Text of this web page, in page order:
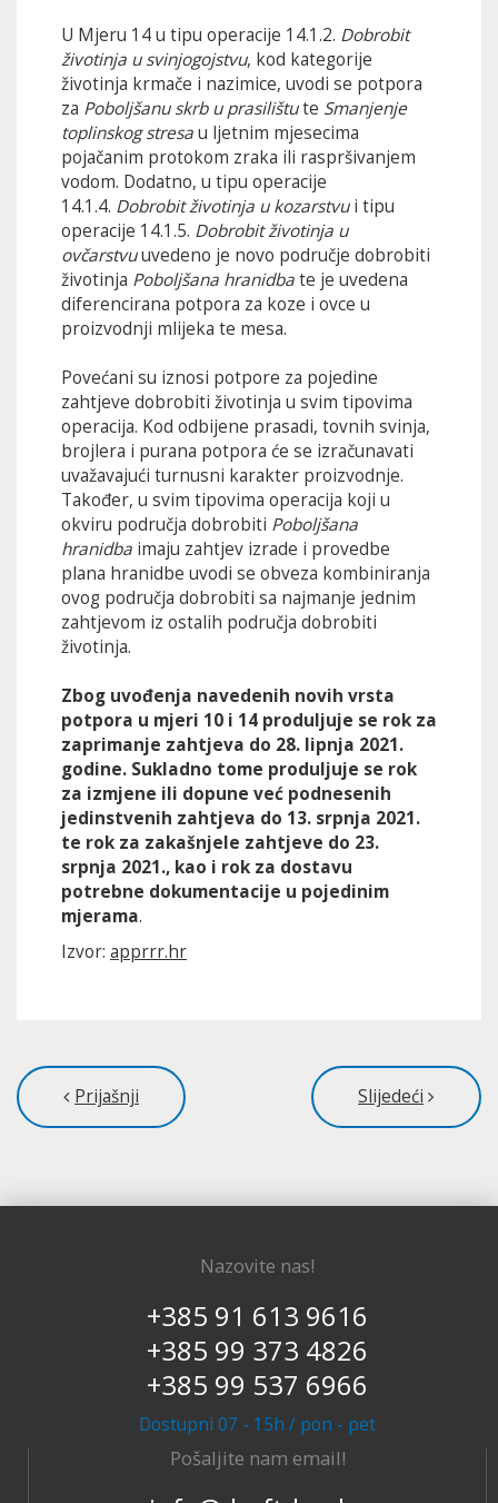
U Mjeru 14 u tipu operacije 14.1.2. Dobrobit
životinja u svinjogojstvu, kod kategorije
životinja krmače i nazimice, uvodi se potpora
za Poboljšanu skrb u prasilištute Smanjenje
toplinskog stresau ljetnim mjesecima
pojačanim protokom zraka ili raspršivanjem
vodom. Dodatno, u tipu operacije
14.1.4. Dobrobit životinja u kozarstvui tipu
operacije 14.1.5. Dobrobit životinja u
ovčarstvuuvedeno je novo područje dobrobiti
životinja Poboljšana hranidbate je uvedena
diferencirana potpora za koze i ovce u
proizvodnji mlijeka te mesa.
Povećani su iznosi potpore za pojedine
zahtjeve dobrobiti životinja u svim tipovima
operacija. Kod odbijene prasadi, tovnih svinja,
brojlera i purana potpora će se izračunavati
uvažavajući turnusni karakter proizvodnje.
Također, u svim tipovima operacija koji u
okviru područja dobrobiti Poboljšana
hranidba imaju zahtjev izrade i provedbe
plana hranidbe uvodi se obveza kombiniranja
ovog područja dobrobiti sa najmanje jednim
zahtjevom iz ostalih područja dobrobiti
životinja.
Zbog uvođenja navedenih novih vrsta
potpora u mjeri 10 i 14 produljuje se rok za
zaprimanje zahtjeva do 28. lipnja 2021.
godine. Sukladno tome produljuje se rok
za izmjene ili dopune već podnesenih
jedinstvenih zahtjeva do 13. srpnja 2021.
te rok za zakašnjele zahtjeve do 23.
srpnja 2021., kao i rok za dostavu
potrebne dokumentacije u pojedinim
mjerama.
Izvor: apprrr.hr
Prijašnji Slijedeći
Nazovite nas!
+385 91 613 9616
+385 99 373 4826
+385 99 537 6966
Dostupni 07 - 15h / pon - pet
Pošaljite nam email!